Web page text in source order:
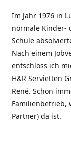
Im Jahr 1976 in
normale Kinder-
Schule
Nach einem
entschloss ich
H&R Servietten
René. Schon
Familienbetrieb,
Partner) da ist.